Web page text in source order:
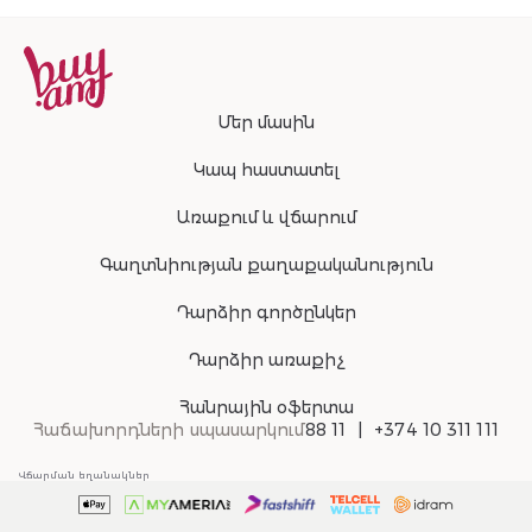
Մեր մասին
Կապ հաստատել
Առաքում և վճարում
Գաղտնիության քաղաքականություն
Դարձիր գործընկեր
Դարձիր առաքիչ
Հանրային օֆերտա
Հաճախորդների սպասարկում88 11 +374 10 311 111
Վճարման եղանակներ